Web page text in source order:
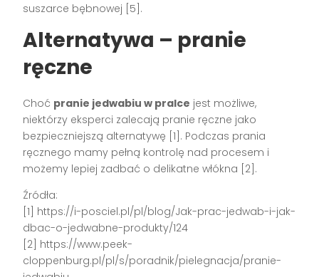
suszarce bębnowej [5].
Alternatywa – pranie
ręczne
Choć pranie jedwabiu w pralce jest możliwe,
niektórzy eksperci zalecają pranie ręczne jako
bezpieczniejszą alternatywę [1]. Podczas prania
ręcznego mamy pełną kontrolę nad procesem i
możemy lepiej zadbać o delikatne włókna [2].
Źródła:
[1] https://i-posciel.pl/pl/blog/Jak-prac-jedwab-i-jak-
dbac-o-jedwabne-produkty/124
[2] https://www.peek-
cloppenburg.pl/pl/s/poradnik/pielegnacja/pranie-